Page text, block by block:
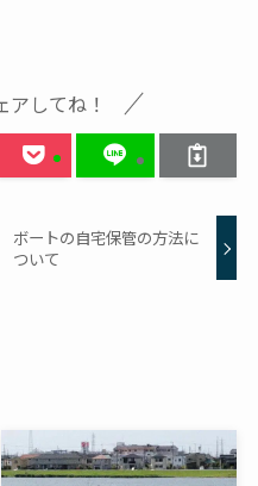
アしてね！
ボートの自宅保管の方法に
ついて